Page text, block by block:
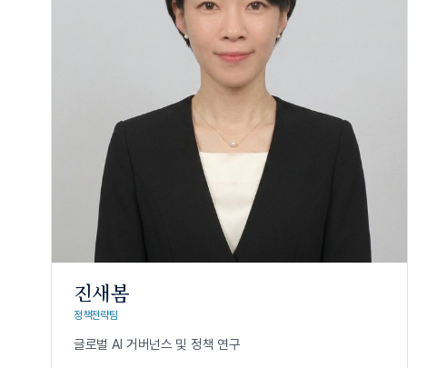
진새봄
정책전략팀
글로벌 AI 거버넌스 및 정책 연구